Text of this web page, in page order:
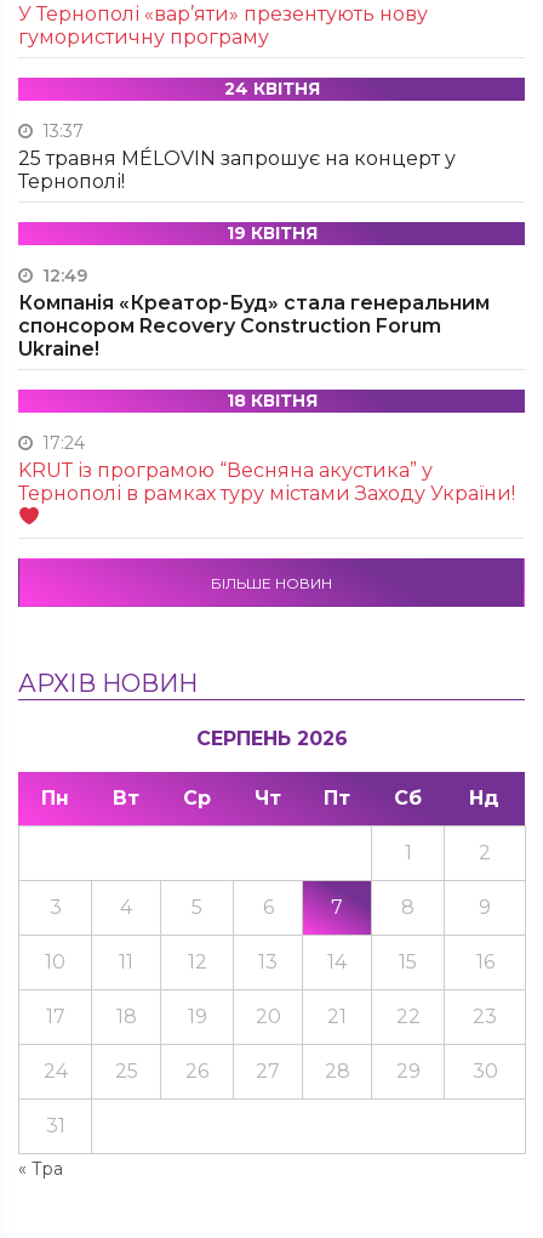
У Тернополі «вар’яти» презентують нову
гумористичну програму
24 КВІТНЯ
13:37
25 травня MÉLOVIN запрошує на концерт у
Тернополі!
19 КВІТНЯ
12:49
Компанія «Креатор-Буд» стала генеральним
спонсором Recovery Construction Forum
Ukraine!
18 КВІТНЯ
17:24
KRUТ із програмою “Весняна акустика” у
Тернополі в рамках туру містами Заходу України!
БІЛЬШЕ НОВИН
АРХІВ НОВИН
СЕРПЕНЬ 2026
Пн Вт Ср Чт Пт Сб Нд
« Тра
1 2
3 4 5 6 7 8 9
10 11 12 13 14 15 16
17 18 19 20 21 22 23
24 25 26 27 28 29 30
31